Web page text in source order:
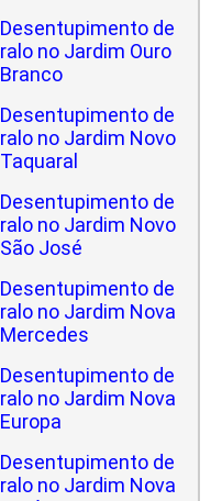
Desentupimento de
ralo no Jardim Ouro
Branco
Desentupimento de
ralo no Jardim Novo
Taquaral
Desentupimento de
ralo no Jardim Novo
São José
Desentupimento de
ralo no Jardim Nova
Mercedes
Desentupimento de
ralo no Jardim Nova
Europa
Desentupimento de
ralo no Jardim Nova